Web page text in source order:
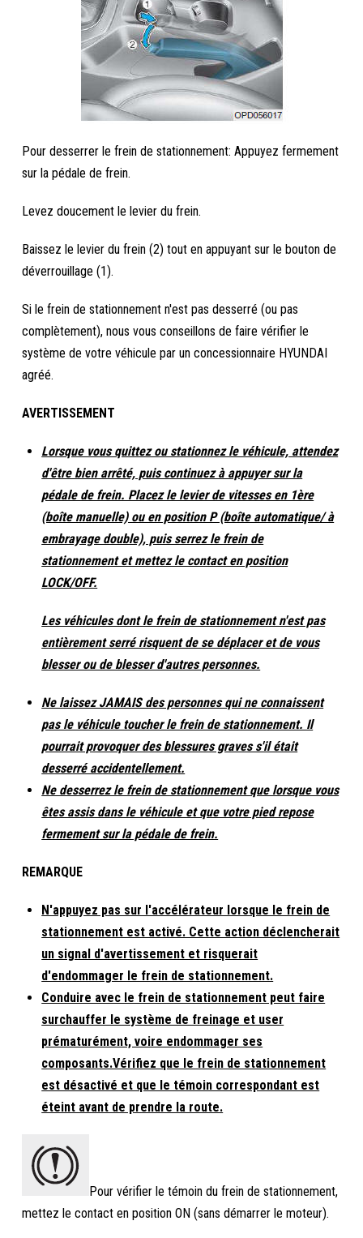
Pour desserrer le frein de stationnement: Appuyez fermement
sur la pédale de frein.
Levez doucement le levier du frein.
Baissez le levier du frein (2) tout en appuyant sur le bouton de
déverrouillage (1).
Si le frein de stationnement n'est pas desserré (ou pas
complètement), nous vous conseillons de faire vérifier le
système de votre véhicule par un concessionnaire HYUNDAI
agréé.
AVERTISSEMENT
Lorsque vous quittez ou stationnez le véhicule, attendez
d'être bien arrêté, puis continuez à appuyer sur la
pédale de frein. Placez le levier de vitesses en 1ère
(boîte manuelle) ou en position P (boîte automatique/ à
embrayage double), puis serrez le frein de
stationnement et mettez le contact en position
LOCK/OFF.
Les véhicules dont le frein de stationnement n'est pas
entièrement serré risquent de se déplacer et de vous
blesser ou de blesser d'autres personnes.
Ne laissez JAMAIS des personnes qui ne connaissent
pas le véhicule toucher le frein de stationnement. Il
pourrait provoquer des blessures graves s'il était
desserré accidentellement.
Ne desserrez le frein de stationnement que lorsque vous
êtes assis dans le véhicule et que votre pied repose
fermement sur la pédale de frein.
REMARQUE
N'appuyez pas sur l'accélérateur lorsque le frein de
stationnement est activé. Cette action déclencherait
un signal d'avertissement et risquerait
d'endommager le frein de stationnement.
Conduire avec le frein de stationnement peut faire
surchauffer le système de freinage et user
prématurément, voire endommager ses
composants.Vérifiez que le frein de stationnement
est désactivé et que le témoin correspondant est
éteint avant de prendre la route.
Pour vérifier le témoin du frein de stationnement,
mettez le contact en position ON (sans démarrer le moteur).